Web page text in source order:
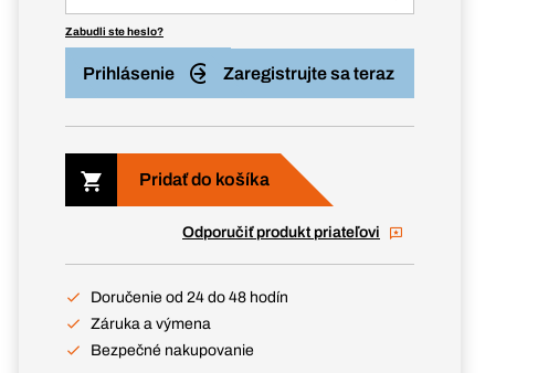
Zabudli ste heslo?
Prihlásenie Zaregistrujte sa teraz
Pridať do košíka
Odporučiť produkt priateľovi
Doručenie od 24 do 48 hodín
Záruka a výmena
Bezpečné nakupovanie